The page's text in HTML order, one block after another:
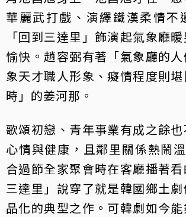
華麗武打戲、演繹鐵漢柔情不
「回到三達里」飾演起氣象廳
愉快。趙容弼有著「氣象廳的
象天才職人形象、癡情程度則
時」的姜河那。
歌頌初戀、青年事業有成之餘
心情與健康，且鄰里關係熱鬧
合過節全家聚會時在客廳播著
三達里」說穿了就是韓國鄉土
品化的典型之作。可韓劇如今能